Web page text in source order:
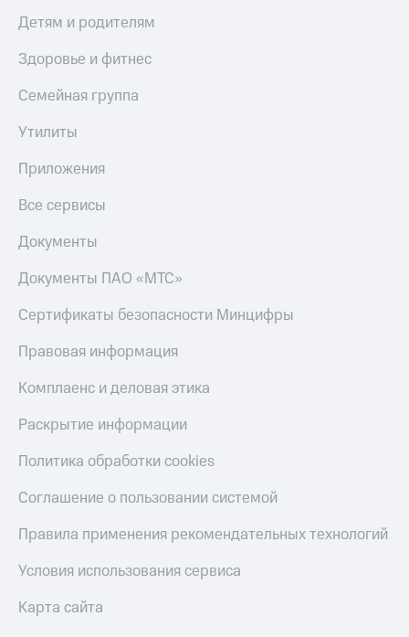
Детям и родителям
Здоровье и фитнес
Семейная группа
Утилиты
Приложения
Все сервисы
Документы
Документы ПАО «МТС»
Сертификаты безопасности Минцифры
Правовая информация
Комплаенс и деловая этика
Раскрытие информации
Политика обработки cookies
Соглашение о пользовании системой
Правила применения рекомендательных технологий
Условия использования сервиса
Карта сайта